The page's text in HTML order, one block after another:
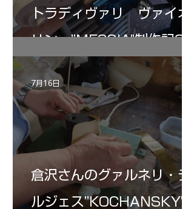
トラディヴァリ ヴァイオ
リン ”MESSIA"制作記32
倉沢さんのグァルネリ・デ
ルジェス”KOCHANSKY"制
7月16日